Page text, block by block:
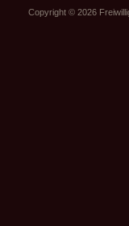
Copyright © 2026